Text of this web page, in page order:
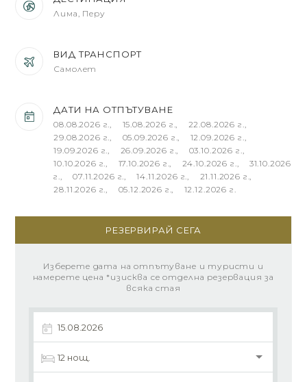
Лима, Перу
ВИД ТРАНСПОРТ
Самолет
ДАТИ НА ОТПЪТУВАНЕ
08.08.2026 г., 15.08.2026 г., 22.08.2026 г.,
29.08.2026 г., 05.09.2026 г., 12.09.2026 г.,
19.09.2026 г., 26.09.2026 г., 03.10.2026 г.,
10.10.2026 г., 17.10.2026 г., 24.10.2026 г., 31.10.2026
г., 07.11.2026 г., 14.11.2026 г., 21.11.2026 г.,
28.11.2026 г., 05.12.2026 г., 12.12.2026 г.
РЕЗЕРВИРАЙ СЕГА
Изберете дата на отпътуване и туристи и
намерете цена *изисква се отделна резервация за
всяка стая